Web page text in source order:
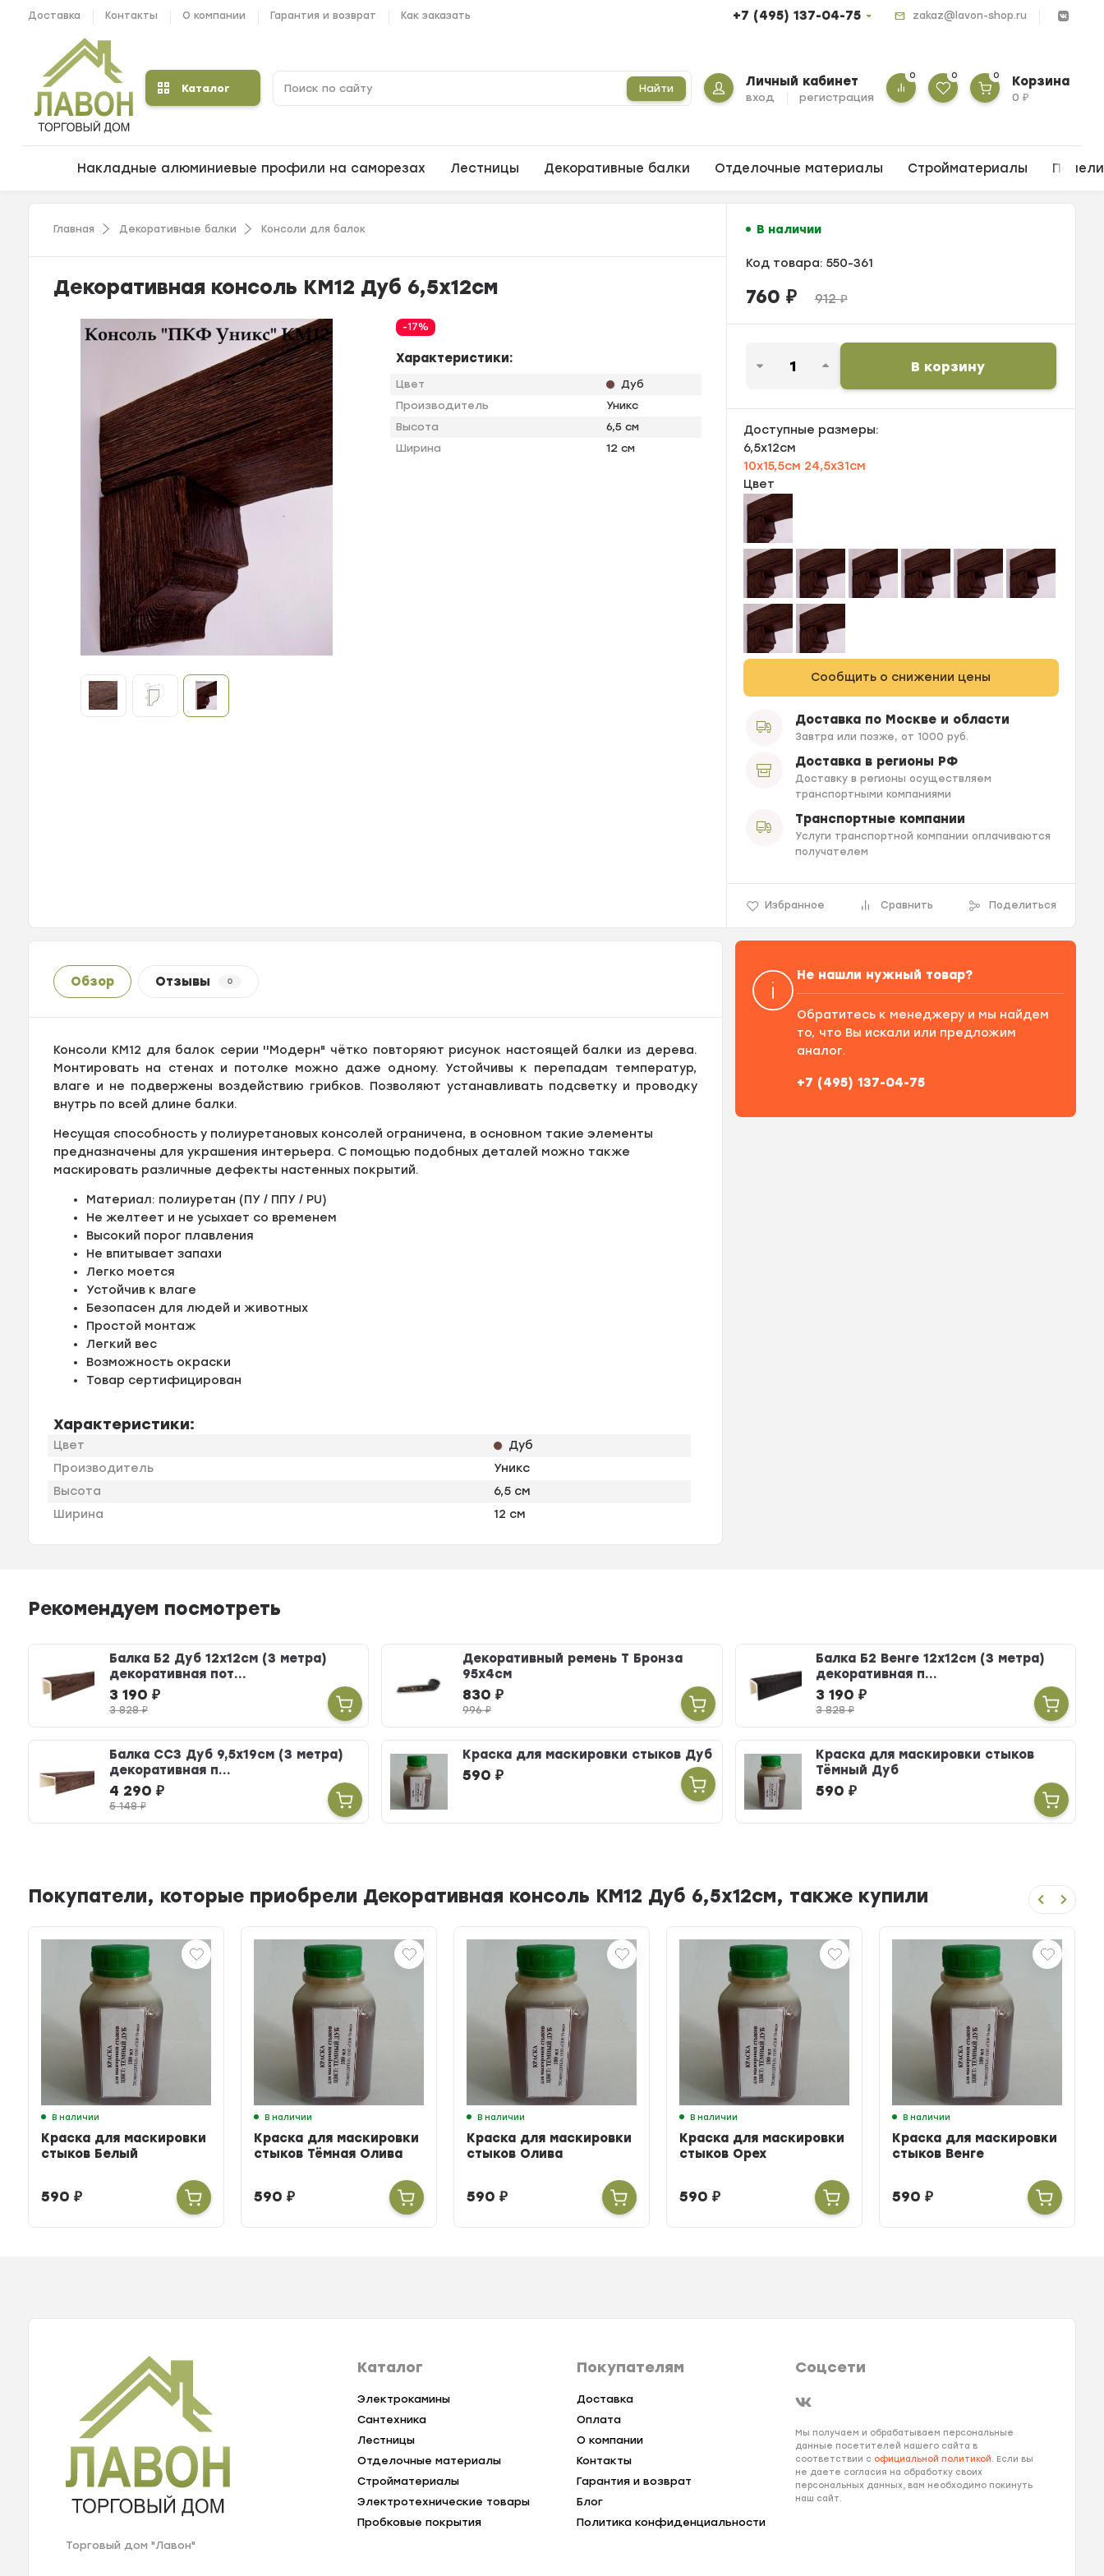
Доставка Контакты О компании Гарантия и возврат Как заказать +7 (495) 137-04-75 zakaz@lavon-shop.ru
Каталог Найти Личный кабинет
вход регистрация
0 0 0 Корзина
0₽
Накладные алюминиевые профили на саморезах Лестницы Декоративные балки Отделочные материалы Стройматериалы
Главная Декоративные балки Консоли для балок
Декоративная консоль КМ12 Дуб 6,5х12см
-17%
Характеристики:
Цвет
Дуб
Производитель
Уникс
Высота
6,5 см
Ширина
12 см
В наличии
Код товара: 550-361
760 ₽ 912₽
В корзину
Доступные размеры:
6,5х12см
10х15,5см 24,5х31см
Цвет
Сообщить о снижении цены
Доставка по Москве и области
Завтра или позже, от 1000 руб.
Доставка в регионы РФ
Доставку в регионы осуществляем
транспортными компаниями
Транспортные компании
Услуги транспортной компании оплачиваются
получателем
Избранное Сравнить Поделиться
Обзор Отзывы 0
Консоли КМ12 для балок серии ''Модерн" чётко повторяют рисунок настоящей балки из дерева.
Монтировать на стенах и потолке можно даже одному. Устойчивы к перепадам температур,
влаге и не подвержены воздействию грибков. Позволяют устанавливать подсветку и проводку
внутрь по всей длине балки.
Несущая способность у полиуретановых консолей ограничена, в основном такие элементы
предназначены для украшения интерьера. С помощью подобных деталей можно также
маскировать различные дефекты настенных покрытий.
Материал: полиуретан (ПУ / ППУ / PU)
Не желтеет и не усыхает со временем
Высокий порог плавления
Не впитывает запахи
Легко моется
Устойчив к влаге
Безопасен для людей и животных
Простой монтаж
Легкий вес
Возможность окраски
Товар сертифицирован
Характеристики:
Цвет
Дуб
Производитель
Уникс
Высота
6,5 см
Ширина
12 см
Не нашли нужный товар?
Обратитесь к менеджеру и мы найдем
то, что Вы искали или предложим
аналог.
+7 (495) 137-04-75
Рекомендуем посмотреть
Балка Б2 Дуб 12х12см (3 метра)
декоративная пот...
3 190 ₽
3 828₽
Декоративный ремень Т Бронза
95х4см
830 ₽
996₽
Балка Б2 Венге 12х12см (3 метра)
декоративная п...
3 190 ₽
3 828₽
Балка СС3 Дуб 9,5х19см (3 метра)
декоративная п...
4 290 ₽
5 148₽
Краска для маскировки стыков Дуб
590 ₽
Краска для маскировки стыков
Тёмный Дуб
590 ₽
Покупатели, которые приобрели Декоративная консоль КМ12 Дуб 6,5х12см, также купили
В наличии
Краска для маскировки
стыков Белый
590₽
В наличии
Краска для маскировки
стыков Тёмная Олива
590₽
В наличии
Краска для маскировки
стыков Олива
590₽
В наличии
Краска для маскировки
стыков Орех
590₽
В наличии
Краска для маскировки
стыков Венге
590₽
Торговый дом "Лавон"
Каталог
Электрокамины
Сантехника
Лестницы
Отделочные материалы
Стройматериалы
Электротехнические товары
Пробковые покрытия
Покупателям
Доставка
Оплата
О компании
Контакты
Гарантия и возврат
Блог
Политика конфиденциальности
Соцсети
Мы получаем и обрабатываем персональные
данные посетителей нашего сайта в
соответствии с официальной политикой. Если вы
не даете согласия на обработку своих
персональных данных, вам необходимо покинуть
наш сайт.